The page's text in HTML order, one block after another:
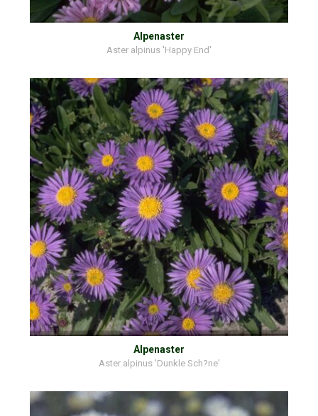
Alpenaster
Aster alpinus 'Happy End'
Alpenaster
Aster alpinus 'Dunkle Sch?ne'